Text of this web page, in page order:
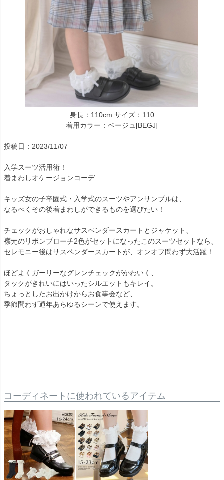
身長：110cm サイズ：110
着用カラー：ベージュ[BEGJ]
投稿日：2023/11/07
入学スーツ活用術！
着まわしオケージョンコーデ
キッズ女の子卒園式・入学式のスーツやアンサンブルは、
なるべくその後着まわしができるものを選びたい！
チェックがおしゃれなサスペンダースカートとジャケット、
襟元のリボンブローチ2色がセットになったこのスーツセットなら、
セレモニー後はサスペンダースカートが、オンオフ問わず大活躍！
ほどよくガーリーなグレンチェックがかわいく、
タックがきれいにはいったシルエットもキレイ。
ちょっとしたお出かけからお食事会など、
季節問わず通年あらゆるシーンで使えます。
コーディネートに使われているアイテム